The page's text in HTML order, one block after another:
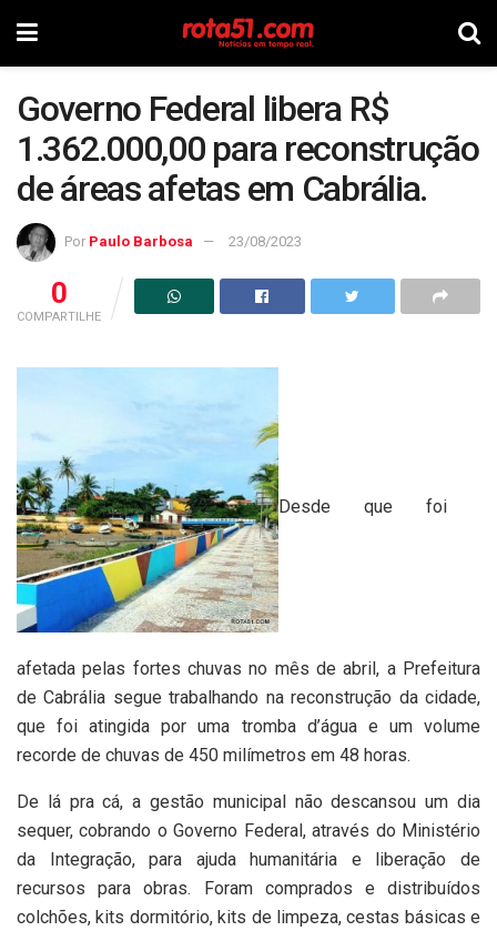
Governo Federal libera R$
1.362.000,00 para reconstrução
de áreas afetas em Cabrália.
Por Paulo Barbosa 23/08/2023
0
COMPARTILHE
Desde que foi
afetada pelas fortes chuvas no mês de abril, a Prefeitura
de Cabrália segue trabalhando na reconstrução da cidade,
que foi atingida por uma tromba d’água e um volume
recorde de chuvas de 450 milímetros em 48 horas.
De lá pra cá, a gestão municipal não descansou um dia
sequer, cobrando o Governo Federal, através do Ministério
da Integração, para ajuda humanitária e liberação de
recursos para obras. Foram comprados e distribuídos
colchões, kits dormitório, kits de limpeza, cestas básicas e